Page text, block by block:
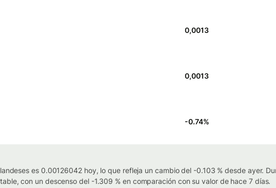
0,0013
0,0013
-0.74%
es 0.00126042 hoy, lo que refleja un cambio del -0.103 % desde ayer.
con un descenso del -1.309 % en comparación con su valor de hace 7 días.